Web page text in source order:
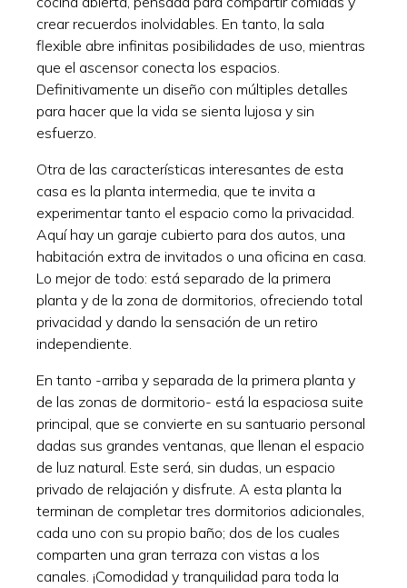
crear recuerdos inolvidables. En tanto, la sala
flexible abre infinitas posibilidades de uso, mientras
que el ascensor conecta los espacios.
Definitivamente un diseño con múltiples detalles
para hacer que la vida se sienta lujosa y sin
esfuerzo.
Otra de las características interesantes de esta
casa es la planta intermedia, que te invita a
experimentar tanto el espacio como la privacidad.
Aquí hay un garaje cubierto para dos autos, una
habitación extra de invitados o una oficina en casa.
Lo mejor de todo: está separado de la primera
planta y de la zona de dormitorios, ofreciendo total
privacidad y dando la sensación de un retiro
independiente.
En tanto -arriba y separada de la primera planta y
de las zonas de dormitorio- está la espaciosa suite
principal, que se convierte en su santuario personal
dadas sus grandes ventanas, que llenan el espacio
de luz natural. Este será, sin dudas, un espacio
privado de relajación y disfrute. A esta planta la
terminan de completar tres dormitorios adicionales,
cada uno con su propio baño; dos de los cuales
comparten una gran terraza con vistas a los
canales. ¡Comodidad y tranquilidad para toda la